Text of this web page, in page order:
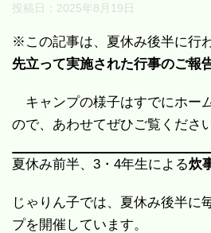
投稿日： 2025年8月19日
※この記事は、夏休み後半に行
先立って実施された行事のご報
キャンプの様子はすでにホー
ので、あわせてぜひご覧くださ
夏休み前半、3・4年生による炊
じゃりん子では、夏休み後半に
プを開催しています。